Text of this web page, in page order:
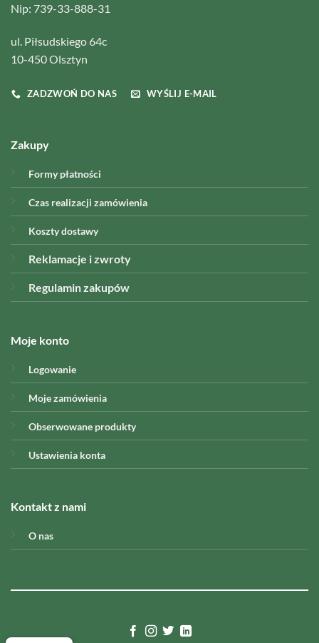
Nip: 739-33-888-31
ul. Piłsudskiego 64c
10-450 Olsztyn
ZADZWOŃ DO NAS WYŚLIJ E-MAIL
Zakupy
Formy płatności
Czas realizacji zamówienia
Koszty dostawy
Reklamacje i zwroty
Regulamin zakupów
Moje konto
Logowanie
Moje zamówienia
Obserwowane produkty
Ustawienia konta
Kontakt z nami
O nas